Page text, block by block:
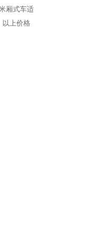
厢式车适
上价格